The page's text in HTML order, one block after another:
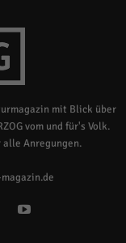
mit Blick über
vom und für's Volk.
alle Anregungen.